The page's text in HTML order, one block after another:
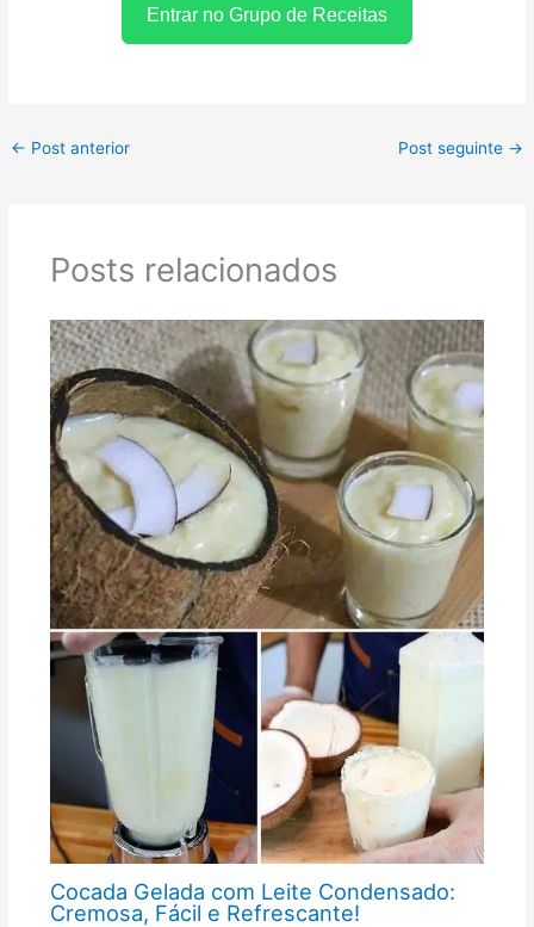
Entrar no Grupo de Receitas
← Post anterior Post seguinte →
Posts relacionados
Cocada Gelada com Leite Condensado:
Cremosa, Fácil e Refrescante!